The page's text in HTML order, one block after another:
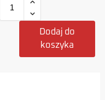
Dodaj do
koszyka